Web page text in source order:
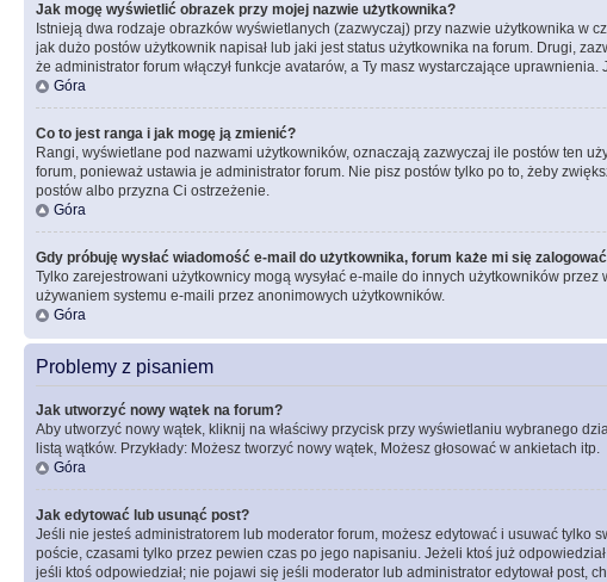
Jak mogę wyświetlić obrazek przy mojej nazwie użytkownika?
Istnieją dwa rodzaje obrazków wyświetlanych (zazwyczaj) przy nazwie użytkownika w
jak dużo postów użytkownik napisał lub jaki jest status użytkownika na forum. Drugi,
że administrator forum włączył funkcje avatarów, a Ty masz wystarczające
Góra
Co to jest ranga i jak mogę ją zmienić?
Rangi, wyświetlane pod nazwami użytkowników, oznaczają zazwyczaj ile postów ten
forum, ponieważ ustawia je administrator forum. Nie pisz postów tylko po to, żeby
postów albo przyzna Ci ostrzeżenie.
Góra
Gdy próbuję wysłać wiadomość e-mail do użytkownika, forum każe mi się
Tylko zarejestrowani użytkownicy mogą wysyłać e-maile do innych użytkowników
używaniem systemu e-maili przez anonimowych użytkowników.
Góra
Problemy z pisaniem
Jak utworzyć nowy wątek na forum?
Aby utworzyć nowy wątek, kliknij na właściwy przycisk przy wyświetlaniu wybranego
listą wątków. Przykłady: Możesz tworzyć nowy wątek, Możesz głosować w ankietach itp.
Góra
Jak edytować lub usunąć post?
Jeśli nie jesteś administratorem lub moderator forum, możesz edytować i usuwać tylko
poście, czasami tylko przez pewien czas po jego napisaniu. Jeżeli ktoś już
jeśli ktoś odpowiedział; nie pojawi się jeśli moderator lub administrator edytował post,